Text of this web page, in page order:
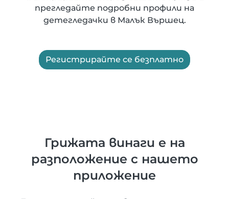
прегледайте подробни профили на
детегледачки в Малък Вършец.
Регистрирайте се безплатно
Грижата винаги е на
разположение с нашето
приложение